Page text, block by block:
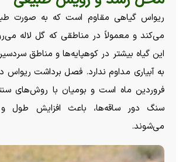
ریواس گیاهی مقاوم است که به صورت
می‌کند و معمولاً در مناطقی که گل لاله
این گیاه بیشتر در کوهپایه‌ها و مناطق
به آبیاری مداوم ندارد. فصل برداشت ریواس
فروردین ماه است و بومیان با روش‌های
سنگ دور ساقه‌ها، باعث افزایش طول
می‌شوند.